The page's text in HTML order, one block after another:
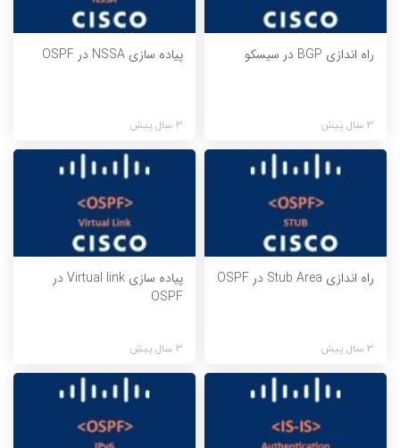
راه اندازی BGP در سیسکو
3 سال پیش
پیاده سازی NSSA در OSPF
3 سال پیش
راه اندازی Stub Area در OSPF
3 سال پیش
پیاده سازی Virtual link در
OSPF
3 سال پیش